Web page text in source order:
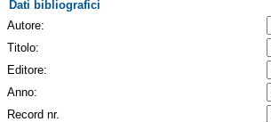
Dati bibliografici
Autore:
Titolo:
Editore:
Anno:
Record nr.